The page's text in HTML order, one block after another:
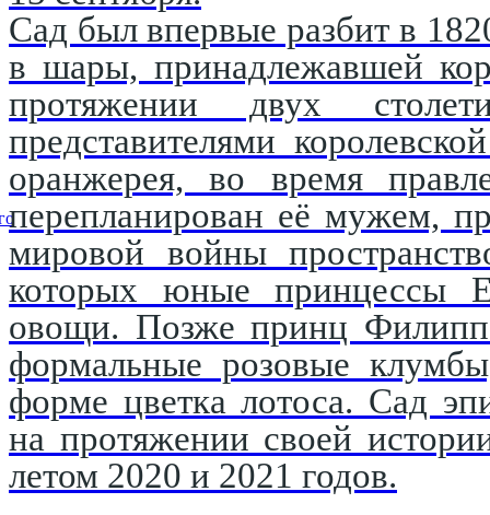
Сад был впервые разбит в
в шары, принадлежавшей
протяжении двух
представителями
оранжерея, во время
перепланирован её мужем,
мировой войны
которых юные принцессы
овощи. Позже принц Филипп
формальные розовые
форме цветка лотоса. Сад
на протяжении своей
летом 2020 и 2021 годов.